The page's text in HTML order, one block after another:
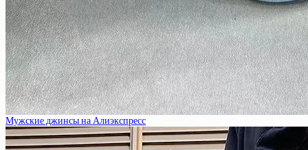
Мужские джинсы на Алиэкспресс